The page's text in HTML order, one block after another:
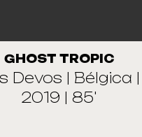
GHOST TROPIC
Devos | Bélgica |
2019 | 85'